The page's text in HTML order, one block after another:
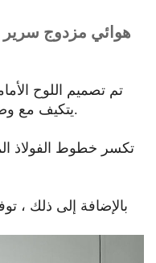
يتكيف مع وضع الاستلقاء لتخفيف ضغط الرقبة.